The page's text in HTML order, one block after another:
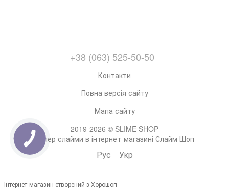
+38 (063) 525-50-50
Контакти
Повна версія сайту
Мапа сайту
2019-2026 © SLIME SHOP
Супер слайми в інтернет-магазині Слайм Шоп
Рус Укр
Інтернет-магазин створений з Хорошоп